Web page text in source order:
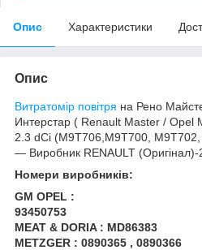
Опис Характеристики
Опис
Витратомір повітря на Рено
Интерстар ( Renault Master / Opel
2.3 dCi (M9T706,M9T700,
— Виробник RENAULT (Оригінал)-
Номери виробників:
GM OPEL :
93450753
MEAT & DORIA : MD86383
METZGER : 0890365 , 0890366